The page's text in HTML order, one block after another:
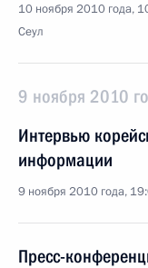
10 ноября 2010 года,
Сеул
9 ноября 2010
Интервью
информации
9 ноября 2010 года,
Пресс-